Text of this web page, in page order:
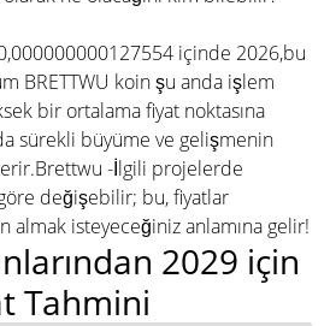
içinde 2026,bu
BRETTWU koin şu anda işlem
bir ortalama fiyat noktasına
sürekli büyüme ve gelişmenin
-İlgili projelerde
değişebilir; bu, fiyatlar
almak isteyeceğiniz anlamına gelir!
2029 için
Tahmini